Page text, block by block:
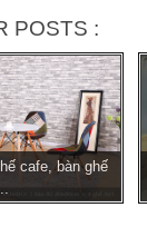
POSTS :
cafe, bàn ghế